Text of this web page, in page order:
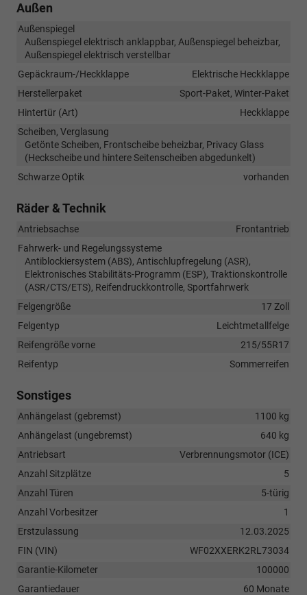
Außen
Außenspiegel
Außenspiegel elektrisch anklappbar, Außenspiegel beheizbar,
Außenspiegel elektrisch verstellbar
Gepäckraum-/Heckklappe
Elektrische Heckklappe
Herstellerpaket
Sport-Paket, Winter-Paket
Hintertür (Art)
Heckklappe
Scheiben, Verglasung
Getönte Scheiben, Frontscheibe beheizbar, Privacy Glass
(Heckscheibe und hintere Seitenscheiben abgedunkelt)
Schwarze Optik
vorhanden
Räder & Technik
Antriebsachse
Frontantrieb
Fahrwerk- und Regelungssysteme
Antiblockiersystem (ABS), Antischlupfregelung (ASR),
Elektronisches Stabilitäts-Programm (ESP), Traktionskontrolle
(ASR/CTS/ETS), Reifendruckkontrolle, Sportfahrwerk
Felgengröße
17 Zoll
Felgentyp
Leichtmetallfelge
Reifengröße vorne
215/55R17
Reifentyp
Sommerreifen
Sonstiges
Anhängelast (gebremst)
1100 kg
Anhängelast (ungebremst)
640 kg
Antriebsart
Verbrennungsmotor (ICE)
Anzahl Sitzplätze
5
Anzahl Türen
5-türig
Anzahl Vorbesitzer
1
Erstzulassung
12.03.2025
FIN (VIN)
WF02XXERK2RL73034
Garantie-Kilometer
100000
Garantiedauer
60 Monate